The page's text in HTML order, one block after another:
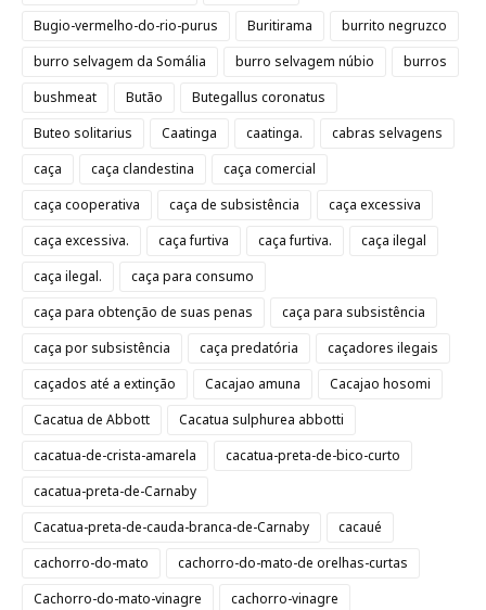
Bugio-vermelho-do-rio-purus
Buritirama
burrito negruzco
burro selvagem da Somália
burro selvagem núbio
burros
bushmeat
Butão
Butegallus coronatus
Buteo solitarius
Caatinga caatinga.
cabras selvagens
caça
caça clandestina
caça comercial
caça cooperativa
caça de subsistência
caça excessiva
caça excessiva.
caça furtiva caça furtiva.
caça ilegal
caça ilegal.
caça para consumo
caça para obtenção de suas penas
caça para subsistência
caça por subsistência
caça predatória
caçadores ilegais
caçados até a extinção
Cacajao amuna
Cacajao hosomi
Cacatua de Abbott
Cacatua sulphurea abbotti
cacatua-de-crista-amarela
cacatua-preta-de-bico-curto
cacatua-preta-de-Carnaby
Cacatua-preta-de-cauda-branca-de-Carnaby
cacaué
cachorro-do-mato
cachorro-do-mato-de orelhas-curtas
Cachorro-do-mato-vinagre
cachorro-vinagre